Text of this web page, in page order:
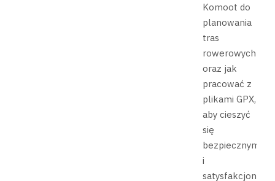
Komoot do
planowania
tras
rowerowych
oraz jak
pracować z
plikami GPX,
aby cieszyć
się
bezpiecznymi
i